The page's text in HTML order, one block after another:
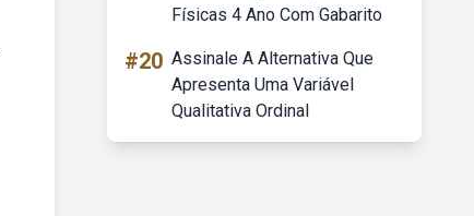
Físicas 4 Ano Com Gabarito
#20 Assinale A Alternativa Que
Apresenta Uma Variável
Qualitativa Ordinal